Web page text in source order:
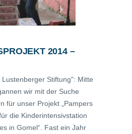
2014 –
Stiftung": Mitte
wir mit der Suche
für unser Projekt „Pampers
die Kinderintensivstation
in Gomel“. Fast ein Jahr